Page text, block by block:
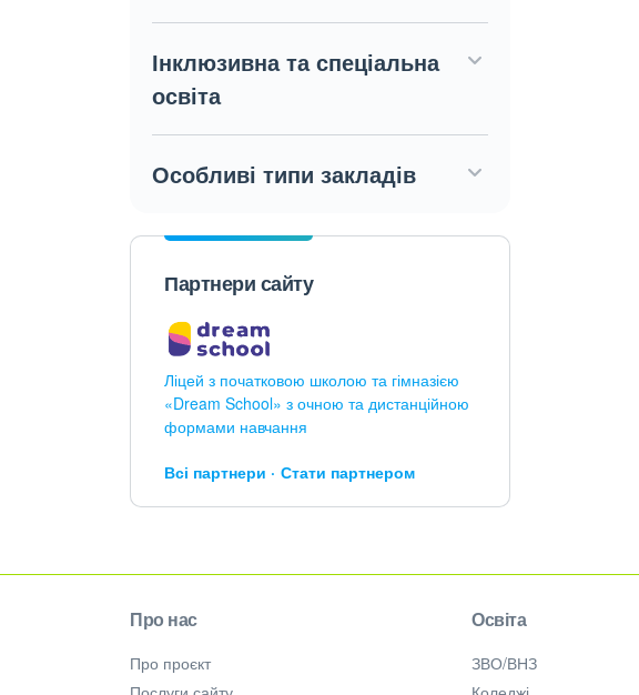
Інклюзивна та спеціальна
освіта
Особливі типи закладів
Партнери сайту
Ліцей з початковою школою та гімназією
«Dream School» з очною та дистанційною
формами навчання
Всі партнери Стати партнером
Про нас
Про проєкт
Освіта
ЗВО/ВНЗ